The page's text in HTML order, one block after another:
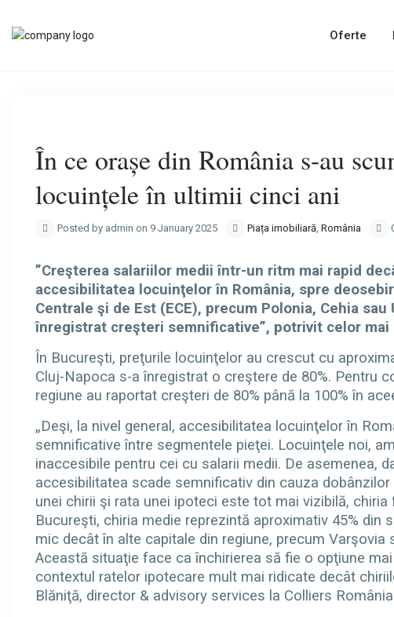
Oferte
În ce orașe din România s-au
locuințele în ultimii cinci ani
Posted by admin on 9 January 2025 Piața imobiliară, România
”Creşterea salariilor medii într-un ritm mai rapid
accesibilitatea locuinţelor în România, spre
Centrale şi de Est (ECE), precum Polonia, Cehia
înregistrat creşteri semnificative”, potrivit celor
În Bucureşti, preţurile locuinţelor au crescut cu
Cluj-Napoca s-a înregistrat o creştere de 80%. Pentru
regiune au raportat creşteri de 80% până la 100% în
„Deşi, la nivel general, accesibilitatea locuinţelor în
semnificative între segmentele pieţei. Locuinţele noi,
inaccesibile pentru cei cu salarii medii. De asemenea,
accesibilitatea scade semnificativ din cauza
unei chirii şi rata unei ipoteci este tot mai vizibilă,
Bucureşti, chiria medie reprezintă aproximativ 45% din
mic decât în alte capitale din regiune, precum Varşovia
Această situaţie face ca închirierea să fie o opţiune
contextul ratelor ipotecare mult mai ridicate decât
Blăniţă, director & advisory services la Colliers